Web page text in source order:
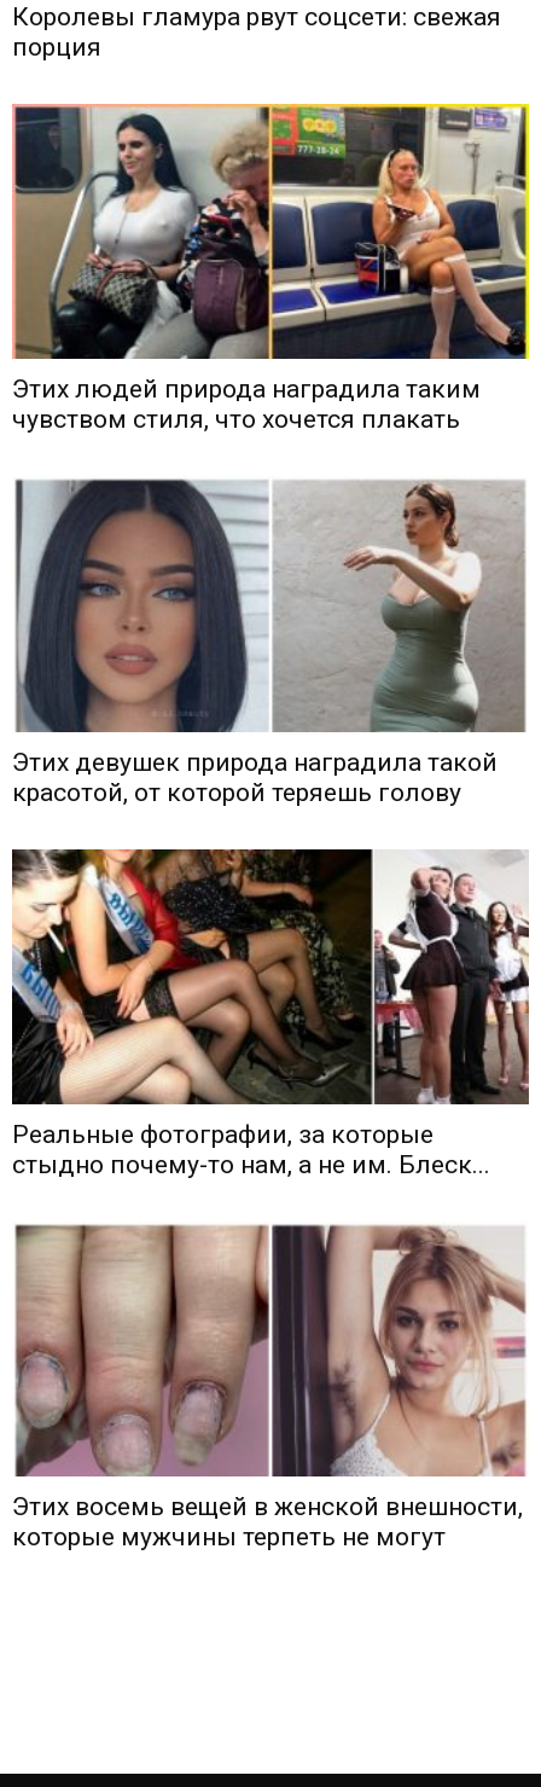
Королевы гламура рвут соцсети: свежая
порция
Этих людей природа наградила таким
чувством стиля, что хочется плакать
Этих девушек природа наградила такой
красотой, от которой теряешь голову
Реальные фотографии, за которые
стыдно почему-то нам, а не им. Блеск...
Этих восемь вещей в женской внешности,
которые мужчины терпеть не могут